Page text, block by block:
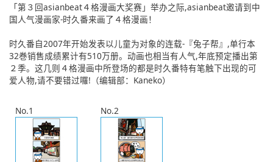
「第３回asianbeat４格漫画大奖赛」举办之际,asianbeat邀请到中
国人气漫画家-时久番来画了４格漫画！
时久番自2007年开始发表以儿童为对象的连载-『兔子帮』,单行本
32巻销售成绩累计有510万册。动画也相当有人气,年底预定播出第
２季。这几则４格漫画中所登场的都是时久番特有笔触下出现的可
爱人物,请不要错过囉!（编辑部：Kaneko）
No.1 No.2